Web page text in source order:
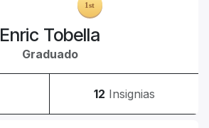
Enric Tobella
Graduado
12 Insignias